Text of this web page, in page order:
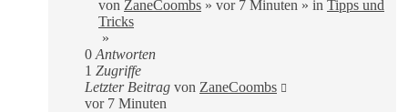
von ZaneCoombs » vor 7 Minuten » in Tipps und
Tricks
»
0 Antworten
1 Zugriffe
Letzter Beitrag von ZaneCoombs
vor 7 Minuten